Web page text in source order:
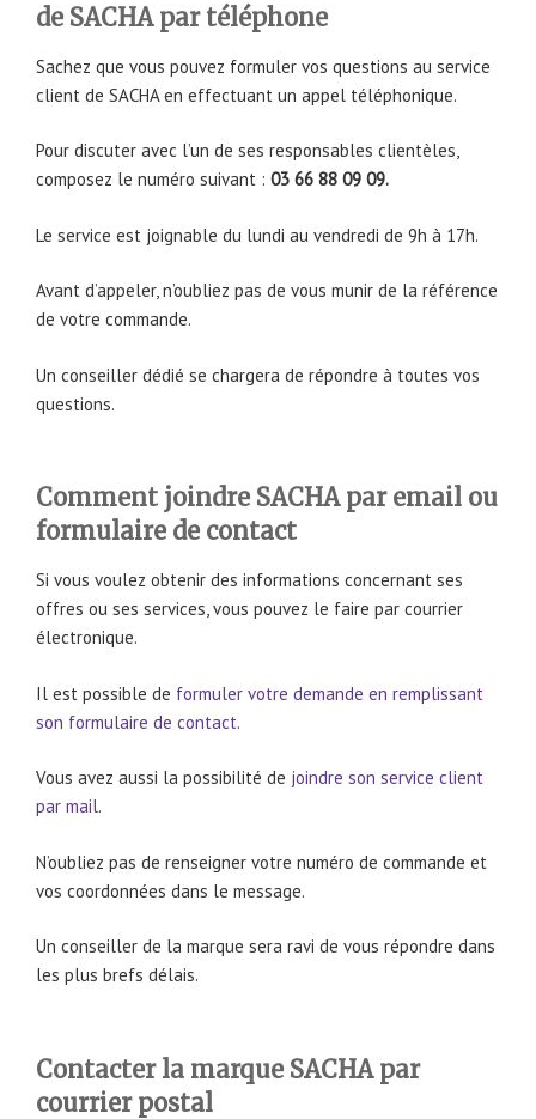
de SACHA par téléphone
Sachez que vous pouvez formuler vos questions au service
client de SACHA en effectuant un appel téléphonique.
Pour discuter avec l’un de ses responsables clientèles,
composez le numéro suivant : 03 66 88 09 09.
Le service est joignable du lundi au vendredi de 9h à 17h.
Avant d’appeler, n’oubliez pas de vous munir de la référence
de votre commande.
Un conseiller dédié se chargera de répondre à toutes vos
questions.
Comment joindre SACHA par email ou
formulaire de contact
Si vous voulez obtenir des informations concernant ses
offres ou ses services, vous pouvez le faire par courrier
électronique.
Il est possible de formuler votre demande en remplissant
son formulaire de contact.
Vous avez aussi la possibilité de joindre son service client
par mail.
N’oubliez pas de renseigner votre numéro de commande et
vos coordonnées dans le message.
Un conseiller de la marque sera ravi de vous répondre dans
les plus brefs délais.
Contacter la marque SACHA par
courrier postal